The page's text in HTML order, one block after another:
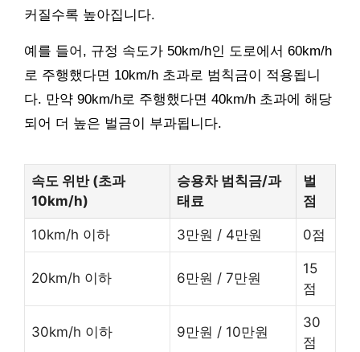
커질수록 높아집니다.
예를 들어, 규정 속도가 50km/h인 도로에서 60km/h
로 주행했다면 10km/h 초과로 범칙금이 적용됩니
다. 만약 90km/h로 주행했다면 40km/h 초과에 해당
되어 더 높은 벌금이 부과됩니다.
속도 위반 (초과
10km/h)
승용차 범칙금/과
태료
벌
점
10km/h 이하 3만원 / 4만원 0점
20km/h 이하 6만원 / 7만원
15
점
30km/h 이하 9만원 / 10만원
30
점